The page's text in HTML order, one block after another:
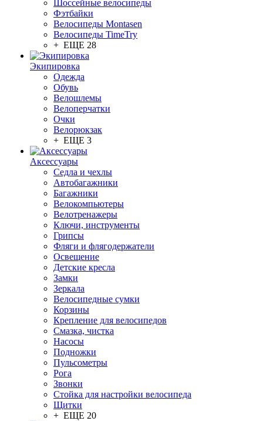
Шоссейные велосипеды
Фэтбайки
Велосипеды Montasen
Велосипеды TimeTry
+ ЕЩЕ 28
Экипировка
Одежда
Обувь
Велошлемы
Велоперчатки
Очки
Велорюкзак
+ ЕЩЕ 3
Аксессуары
Седла и чехлы
Автобагажники
Багажники
Велокомпьютеры
Велотренажеры
Ключи, инструменты
Грипсы
Фляги и флягодержатели
Освещение
Детские кресла
Замки
Зеркала
Велосипедные сумки
Корзины
Крепление для велосипедов
Смазка, чистка
Насосы
Подножки
Пульсометры
Рога
Звонки
Стойка для настройки велосипеда
Щитки
+ ЕЩЕ 20